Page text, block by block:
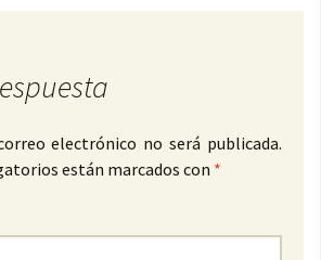
electrónico no será publicada.
están marcados con *